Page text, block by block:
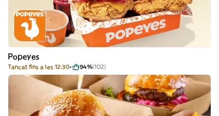
Popeyes
Tancat fins a les 12:30 94%(102)